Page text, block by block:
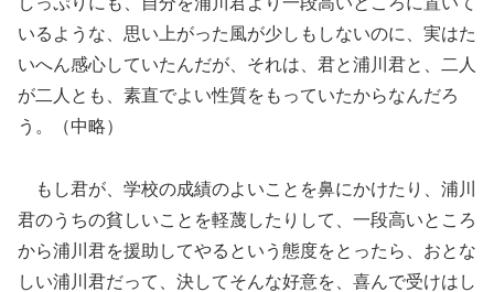
いるような、思い上がった風が少しもしないのに、実はた
いへん感心していたんだが、それは、君と浦川君と、二人
が二人とも、素直でよい性質をもっていたからなんだろ
う。（中略）
もし君が、学校の成績のよいことを鼻にかけたり、浦川
君のうちの貧しいことを軽蔑したりして、一段高いところ
から浦川君を援助してやるという態度をとったら、おとな
しい浦川君だって、決してそんな好意を、喜んで受けはし